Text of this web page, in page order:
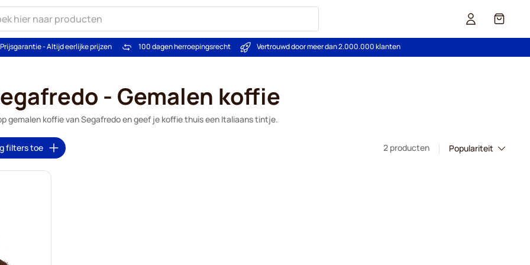
Cart
Prijsgarantie - Altijd eerlijke prijzen 100 dagen herroepingsrecht Vertrouwd door meer dan 2.000.000 klanten
- Gemalen koffie
gemalen koffie van Segafredo en geef je koffie thuis een Italiaans tintje.
filters toe 2 producten